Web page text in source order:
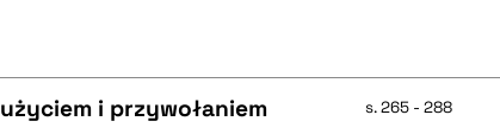
i przywołaniem s. 265 - 288